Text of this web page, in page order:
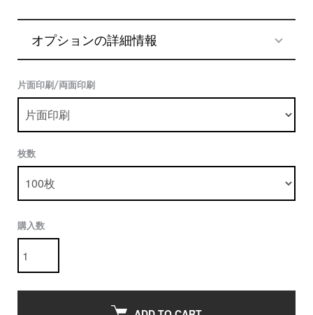
オプションの詳細情報
片面印刷/両面印刷
枚数
購入数